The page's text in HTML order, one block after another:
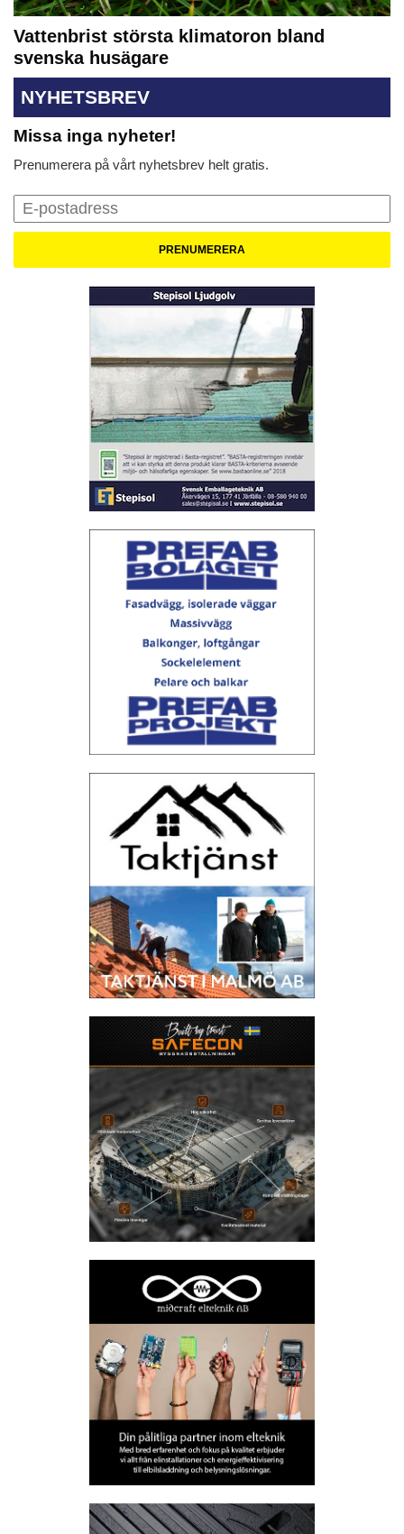
Vattenbrist största klimatoron bland
svenska husägare
NYHETSBREV
Missa inga nyheter!
Prenumerera på vårt nyhetsbrev helt gratis.